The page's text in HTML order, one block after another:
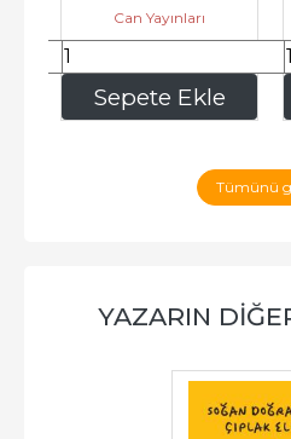
Sepete Ekle
Can Yayınları
135,00
Tümünü
YAZARIN